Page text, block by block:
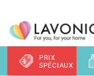
contenu
PRIX
SPÉCIAUX